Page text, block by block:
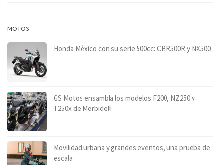
MOTOS
Honda México con su serie 500cc: CBR500R y NX500
GS Motos ensambla los modelos F200, NZ250 y
T250x de Morbidelli
Movilidad urbana y grandes eventos, una prueba de
escala